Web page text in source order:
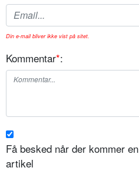
Din e-mail bliver ikke vist på sitet.
Kommentar*:
Få besked når der kommer
artikel